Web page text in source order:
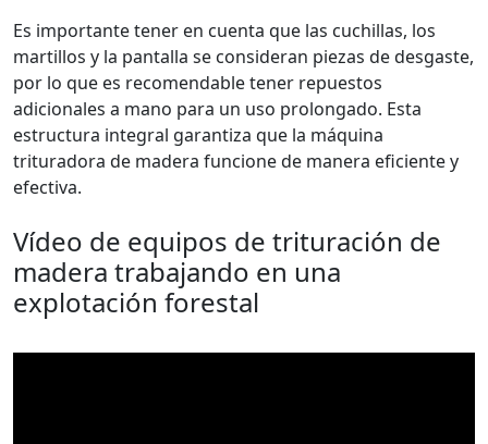
Es importante tener en cuenta que las cuchillas, los
martillos y la pantalla se consideran piezas de desgaste,
por lo que es recomendable tener repuestos
adicionales a mano para un uso prolongado. Esta
estructura integral garantiza que la máquina
trituradora de madera funcione de manera eficiente y
efectiva.
Vídeo de equipos de trituración de
madera trabajando en una
explotación forestal